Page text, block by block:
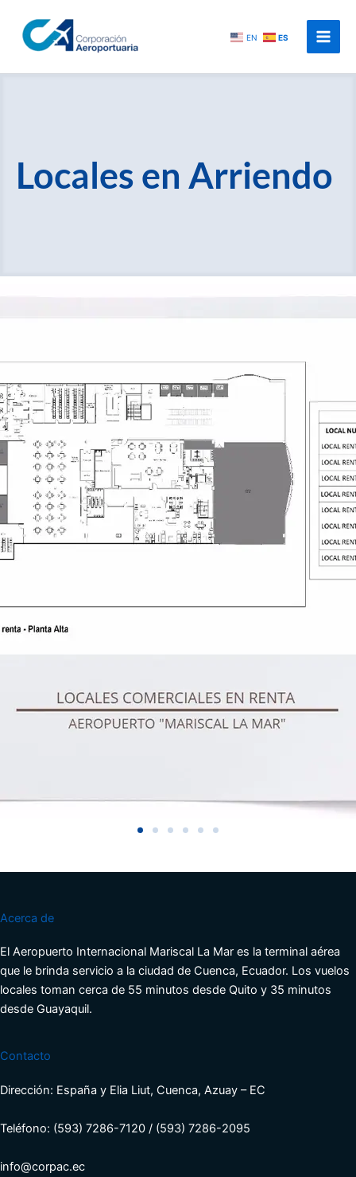
contenido
EN ES
Locales en Arriendo
Acerca de
El Aeropuerto Internacional Mariscal La Mar es la terminal aérea
que le brinda servicio a la ciudad de Cuenca, Ecuador. Los vuelos
locales toman cerca de 55 minutos desde Quito y 35 minutos
desde Guayaquil.
Contacto
Dirección: España y Elia Liut, Cuenca, Azuay – EC
Teléfono: (593) 7286-7120 / (593) 7286-2095
info@corpac.ec